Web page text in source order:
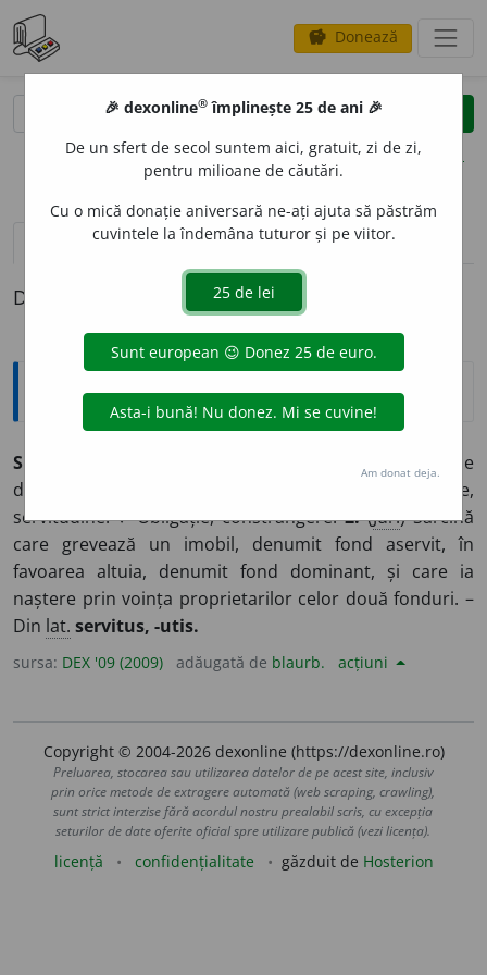
savings Donează
clear
opțiuni
definiții (1) pronunțievolume_up (2)
Definiția cu ID-ul 841901:
Explicative DEX
SERVIT
(În Evul Mediu) Stare de
dependență, de aservire față de stăpânul feudal; robie,
servitudine. ♦ Obligație, constrângere.2.(Jur.) Sarcină
care grevează un imobil, denumit fond aservit, în
favoarea altuia, denumit fond dominant, și care ia
naștere prin voința proprietarilor celor două fonduri. –
Din lat. servitus, -utis.
sursa: DEX '09 (2009) adăugată de blaurb. acțiuni
Copyright © 2004-2026 dexonline (https://dexonline.ro)
Preluarea, stocarea sau utilizarea datelor de pe acest site, inclusiv
prin orice metode de extragere automată (web scraping, crawling),
sunt strict interzise fără acordul nostru prealabil scris, cu excepția
seturilor de date oferite oficial spre utilizare publică (vezi licența).
licență confidențialitate găzduit de Hosterion
🎉 dexonline® împlinește 25 de ani 🎉
De un sfert de secol suntem aici, gratuit, zi de zi,
pentru milioane de căutări.
Cu o mică donație aniversară ne-ați ajuta să păstrăm
cuvintele la îndemâna tuturor și pe viitor.
Am donat deja.